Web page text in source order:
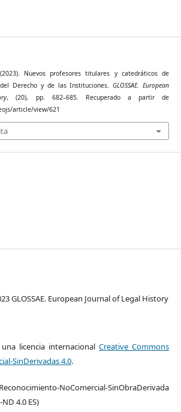
Nuevos profesores titulares y catedráticos de
Derecho y de las Instituciones.GLOSSAE. European
, (20), pp. 682–685. Recuperado a partir de
article/view/621
GLOSSAE. European Journal of Legal History
licencia internacional Creative Commons
SinDerivadas 4.0.
NoComercial-SinObraDerivada
ND 4.0 ES)